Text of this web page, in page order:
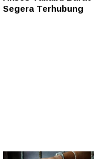
Segera Terhubung